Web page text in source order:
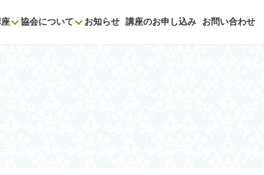
協会について お知らせ 講座のお申し込み お問い合わせ